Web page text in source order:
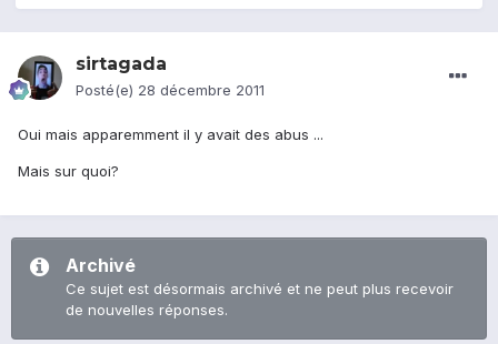
sirtagada
Posté(e) 28 décembre 2011
Oui mais apparemment il y avait des abus ...
Mais sur quoi?
Archivé
Ce sujet est désormais archivé et ne peut plus recevoir
de nouvelles réponses.